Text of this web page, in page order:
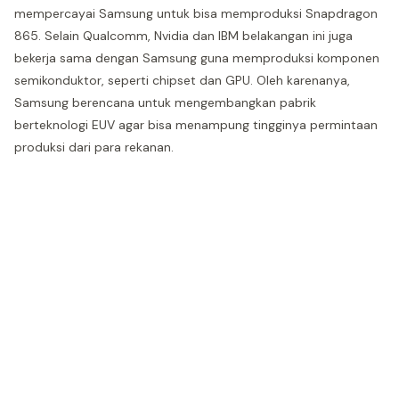
mempercayai Samsung untuk bisa memproduksi Snapdragon
865. Selain Qualcomm, Nvidia dan IBM belakangan ini juga
bekerja sama dengan Samsung guna memproduksi komponen
semikonduktor, seperti chipset dan GPU. Oleh karenanya,
Samsung berencana untuk mengembangkan pabrik
berteknologi EUV agar bisa menampung tingginya permintaan
produksi dari para rekanan.